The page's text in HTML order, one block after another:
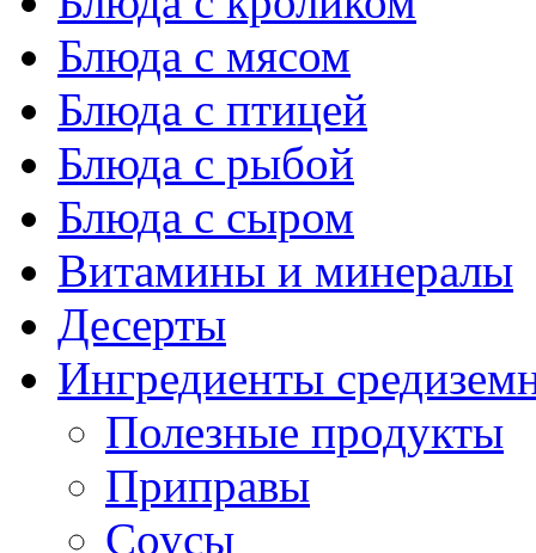
Блюда с мясом
Блюда с птицей
Блюда с рыбой
Блюда с сыром
Витамины и минералы
Десерты
Ингредиенты
Полезные продукты
Приправы
Соусы